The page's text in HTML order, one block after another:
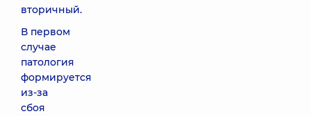
вторичный.
В первом
случае
патология
формируется
из-за
сбоя